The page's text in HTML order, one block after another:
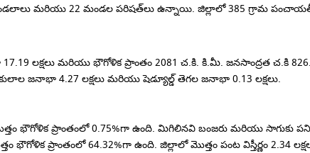
మరియు 22 మండల పరిషత్‌లు ఉన్నాయి. జిల్లాలో 385 గ్రామ
లక్షలు మరియు భౌగోళిక ప్రాంతం 2081 చ.కి. కి.మీ. జనసాంద్రత చ.కి 826.
జనాభా 4.27 లక్షలు మరియు షెడ్యూల్డ్ తెగల జనాభా 0.13 లక్షలు.
భౌగోళిక ప్రాంతంలో 0.75%గా ఉంది. మిగిలినవి బంజరు మరియు సాగుకు
భౌగోళిక ప్రాంతంలో 64.32%గా ఉంది. జిల్లాలో మొత్తం పంట విస్తీర్ణం 2.34